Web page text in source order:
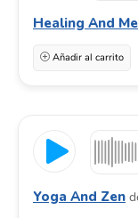
Healing And
Añadir al carrito
Yoga And Zen